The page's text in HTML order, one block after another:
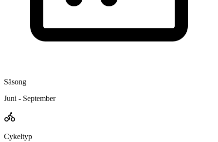
Säsong
Juni - September
Cykeltyp